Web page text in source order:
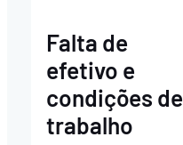
Falta de
efetivo e
condições de
trabalho